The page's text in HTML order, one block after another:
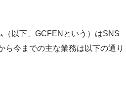
以下、GCFENという）はSNS
今までの主な業務は以下の通り